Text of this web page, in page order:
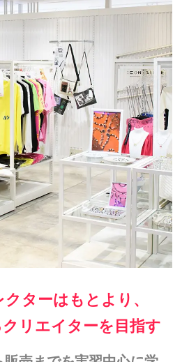
ターはもとより、
リエイターを目指す